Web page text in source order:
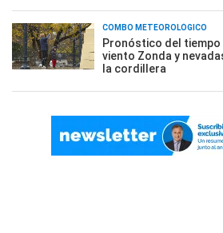
COMBO METEOROLÓGICO
Pronóstico del
viento Zonda y
la cordillera